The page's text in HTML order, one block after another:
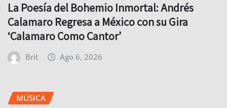
La Poesía del Bohemio Inmortal: Andrés
Calamaro Regresa a México con su Gira
‘Calamaro Como Cantor’
Brit Ago 6, 2026
MÚSICA